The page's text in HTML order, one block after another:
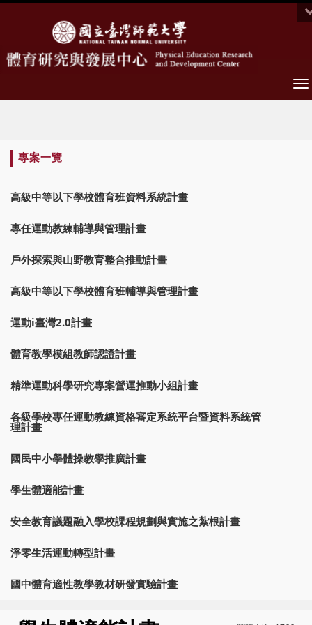
專案一覽
高級中等以下學校體育班資料系統計畫
專任運動教練輔導與管理計畫
戶外探索與山野教育整合推動計畫
高級中等以下學校體育班輔導與管理計畫
運動i臺灣2.0計畫
體育教學模組教師認證計畫
精準運動科學研究專案營運推動小組計畫
各級學校專任運動教練資格審定系統平台暨資料系統管
理計畫
國民中小學體操教學推廣計畫
學生體適能計畫
安全教育議題融入學校課程規劃與實施之紮根計畫
淨零生活運動轉型計畫
國中體育適性教學教材研發實驗計畫